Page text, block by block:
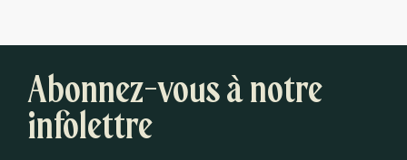
Abonnez-vous à notre
infolettre